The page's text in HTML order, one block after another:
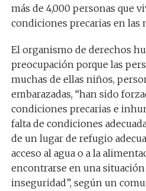
más de 4,000 personas que
condiciones precarias en las
El organismo de derechos
preocupación porque las
muchas de ellas niños,
embarazadas, “han sido
condiciones precarias e
falta de condiciones
de un lugar de refugio
acceso al agua o a la
encontrarse en una
inseguridad”, según un